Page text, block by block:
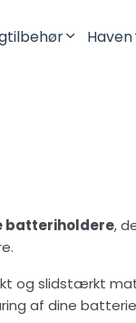
Kontor
Toilet & Badeværelse
Haven
batteriholdere,
og slidstærkt
af dine